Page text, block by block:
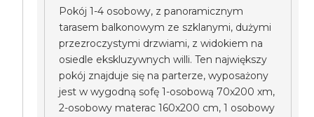
Pokój 1-4 osobowy, z panoramicznym
tarasem balkonowym ze szklanymi, dużymi
przezroczystymi drzwiami, z widokiem na
osiedle ekskluzywnych willi. Ten największy
pokój znajduje się na parterze, wyposażony
jest w wygodną sofę 1-osobową 70x200 xm,
2-osobowy materac 160x200 cm, 1 osobowy